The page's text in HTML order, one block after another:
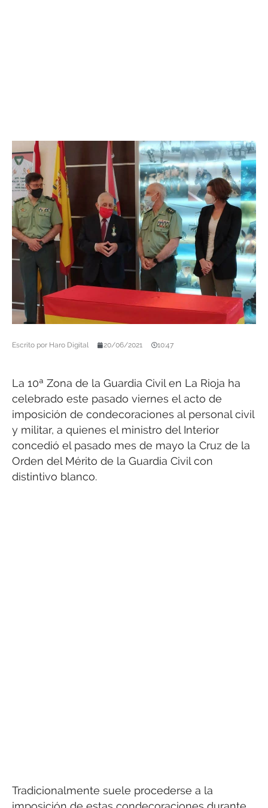
Escrito por Haro Digital 20/06/2021 10:47
La 10ª Zona de la Guardia Civil en La Rioja ha
celebrado este pasado viernes el acto de
imposición de condecoraciones al personal civil
y militar, a quienes el ministro del Interior
concedió el pasado mes de mayo la Cruz de la
Orden del Mérito de la Guardia Civil con
distintivo blanco.
Tradicionalmente suele procederse a la